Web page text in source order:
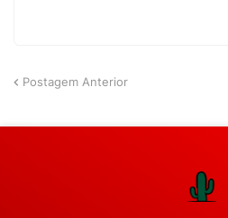
Postagem Anterior